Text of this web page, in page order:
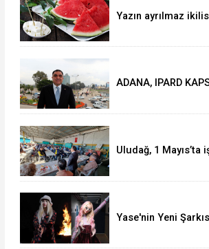
Yazın ayrılmaz
ADANA, IPARD
Uludağ, 1 Mayıs’ta
Yase'nin Yeni